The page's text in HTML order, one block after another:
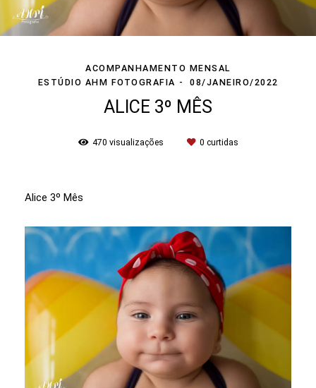
ACOMPANHAMENTO MENSAL
ESTÚDIO AHM FOTOGRAFIA
08/JANEIRO/2022
ALICE 3º MÊS
470 visualizações 0 curtidas
Alice 3º Mês